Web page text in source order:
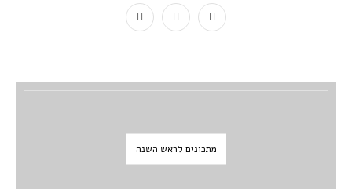
מתכונים לראש השנה